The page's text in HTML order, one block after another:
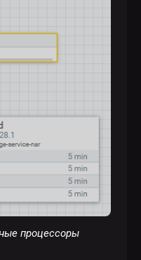
процессоры